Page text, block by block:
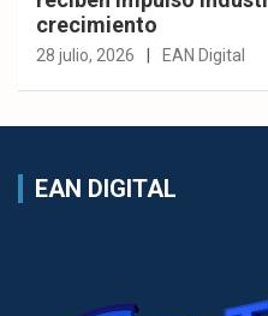
crecimiento
28 julio, 2026 EAN Digital
EAN DIGITAL